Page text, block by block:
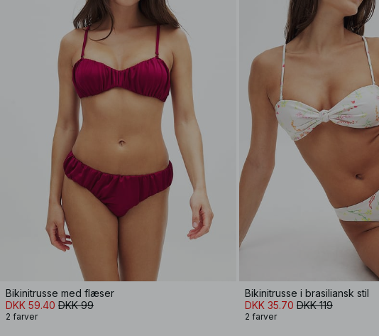
Bikinitrusse med flæser
DKK 59.40 DKK 99
2 farver
Bikinitrusse i brasiliansk stil
DKK 35.70 DKK 119
2 farver